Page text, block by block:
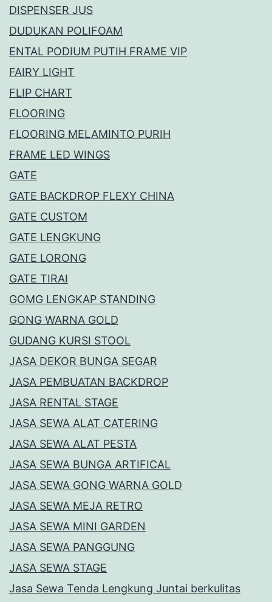
DISPENSER JUS
DUDUKAN POLIFOAM
ENTAL PODIUM PUTIH FRAME VIP
FAIRY LIGHT
FLIP CHART
FLOORING
FLOORING MELAMINTO PURIH
FRAME LED WINGS
GATE
GATE BACKDROP FLEXY CHINA
GATE CUSTOM
GATE LENGKUNG
GATE LORONG
GATE TIRAI
GOMG LENGKAP STANDING
GONG WARNA GOLD
GUDANG KURSI STOOL
JASA DEKOR BUNGA SEGAR
JASA PEMBUATAN BACKDROP
JASA RENTAL STAGE
JASA SEWA ALAT CATERING
JASA SEWA ALAT PESTA
JASA SEWA BUNGA ARTIFICAL
JASA SEWA GONG WARNA GOLD
JASA SEWA MEJA RETRO
JASA SEWA MINI GARDEN
JASA SEWA PANGGUNG
JASA SEWA STAGE
Jasa Sewa Tenda Lengkung Juntai berkulitas